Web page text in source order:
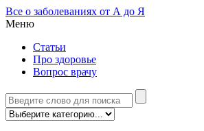
Все о заболеваниях от А до Я
Меню
Статьи
Про здоровье
Вопрос врачу